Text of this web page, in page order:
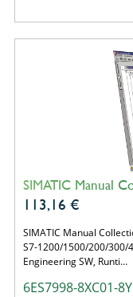
SIMATIC Manual
113,16 €
SIMATIC Manual
S7-1200/1500/200/300/
Engineering SW, Runti…
6ES7998-8XC01-